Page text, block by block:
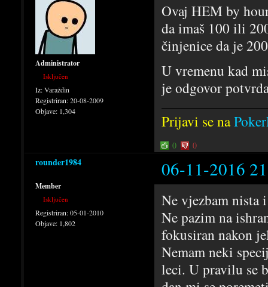
Administrator
Isključen
Iz:Varaždin
Registriran:20-08-2009
Objave: 1,304
Ovaj HEM by
da imaš 100 ili
činjenice da je
U vremenu kad
je odgovor
Prijavi se na
0 0
rounder1984 06-11-2016
Member
Isključen
Registriran:05-01-2010
Objave: 1,802
Ne vjezbam nista
Ne pazim na
fokusiran nakon
Nemam neki
leci. U pravilu se